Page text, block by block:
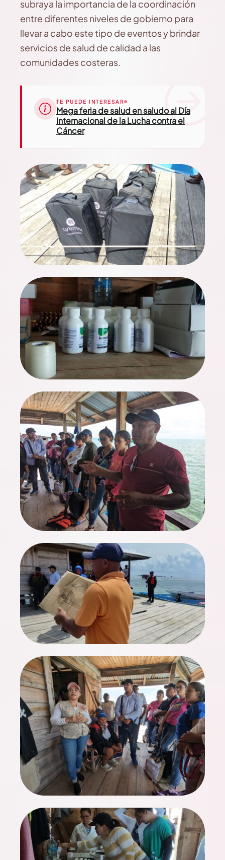
subraya la importancia de la coordinación
entre diferentes niveles de gobierno para
llevar a cabo este tipo de eventos y brindar
servicios de salud de calidad a las
comunidades costeras.
TE PUEDE INTERESAR
Mega feria de salud en saludo al Día
Internacional de la Lucha contra el
Cáncer